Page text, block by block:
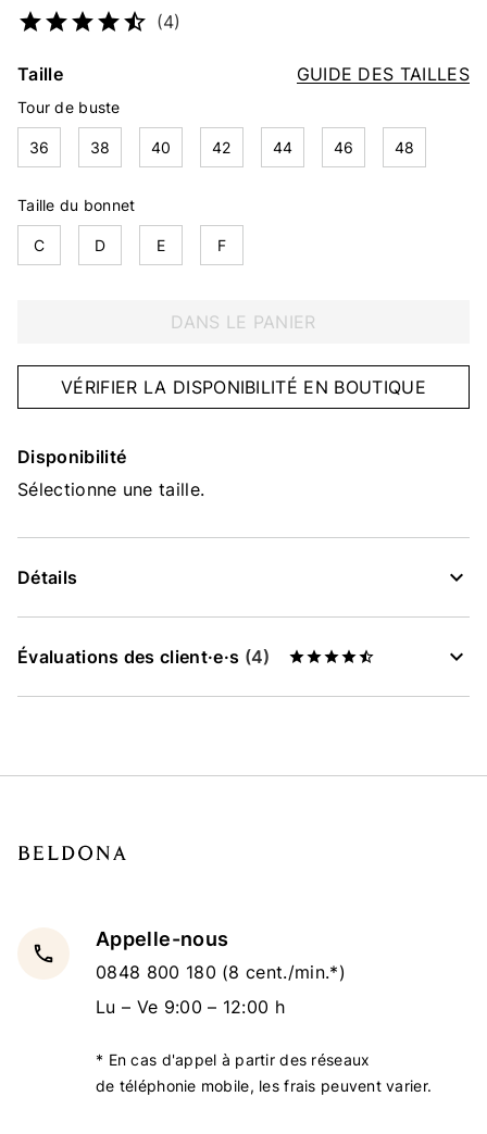
(4)
GUIDE DES TAILLES
Taille
Tour de buste
36 38 40 42 44 46 48
Taille du bonnet
C D E F
DANS LE PANIER
VÉRIFIER LA DISPONIBILITÉ EN BOUTIQUE
Disponibilité
Sélectionne une taille.
Détails
Évaluations des client·e·s (4)
local_phone
Appelle-nous
0848 800 180 (8 cent./min.*)
Lu – Ve 9:00 – 12:00 h
* En cas d'appel à partir des réseaux
de téléphonie mobile, les frais peuvent varier.